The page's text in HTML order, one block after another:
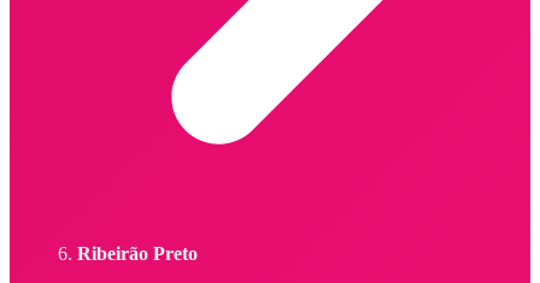
Ribeirão Preto